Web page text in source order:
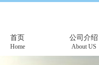
首页
Home
公司介绍
About US